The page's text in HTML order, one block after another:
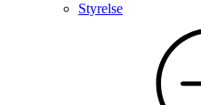
Styrelse